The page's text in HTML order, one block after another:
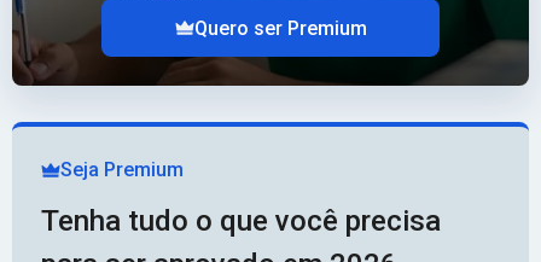
Quero ser Premium
Seja Premium
Tenha tudo o que você precisa